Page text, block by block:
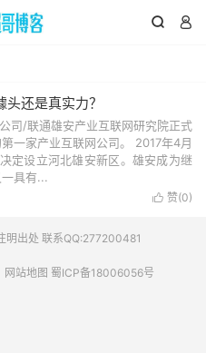
 
还是真实力？
司/联通雄安产业互联网研究院正式
一家产业互联网公司。 2017年4月
定设立河北雄安新区。雄安成为继
具有...
 赞(0)
明出处 联系QQ:277200481
网站地图 蜀ICP备18006056号